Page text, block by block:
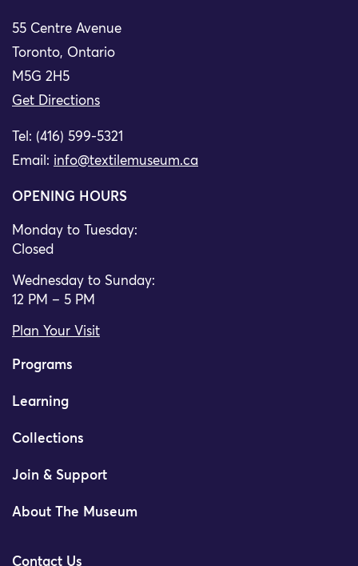
55 Centre Avenue
Toronto, Ontario
M5G 2H5
Get Directions
Tel: (416) 599-5321
Email: info@textilemuseum.ca
OPENING HOURS
Monday to Tuesday:
Closed
Wednesday to Sunday:
12 PM – 5 PM
Plan Your Visit
Programs
Learning
Collections
Join & Support
About The Museum
Contact Us